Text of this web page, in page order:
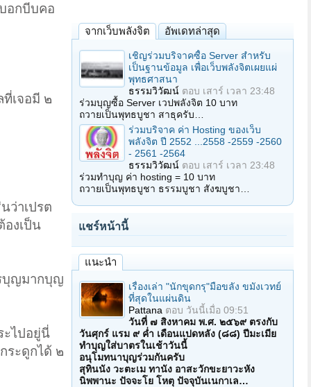
อกบีบคอ
เจอมี ๒
ว่าเปรต
องเป็น
บุญมากบุญ
ะไปอยู่นี่
ระดูกได้ ๒
จากเว็บพลังจิต อัพเดทล่าสุด
เชิญร่วมบริจาคซื้อ Server สำหรับ
เป็นฐานข้อมูล เพื่อเว็บพลังจิตเผยแผ่
พุทธศาสนา
ธรรมวิวัฒน์ ตอบ เสาร์ เวลา 23:48
ร่วมบุญซื้อ Server เวปพลังจิต 10 บาท
ถวายเป็นพุทธบูชา สาธุครับ…
ร่วมบริจาค ค่า Hosting ของเว็บ
พลังจิต ปี 2552 ...2558 -2559 -2560
- 2561 -2564
ธรรมวิวัฒน์ ตอบ เสาร์ เวลา 23:48
ร่วมทำบุญ ค่า hosting = 10 บาท
ถวายเป็นพุทธบูชา ธรรมบูชา สังฆบูชา…
แชร์หน้านี้
แนะนำ
เรื่องเล่า "นักขุดกรุ"มือขลัง ขมังเวทย์
ที่สุดในแผ่นดิน
Pattana ตอบ วันนี้เมื่อ 09:51
วันที่ ๗ สิงหาคม พ.ศ. ๒๕๖๙ ตรงกับ
วันศุกร์ แรม ๙ ค่ำ เดือนแปดหลัง (๘๘) ปีมะเมีย
ทำบุญใส่บาตรในเช้าวันนี้
อนุโมทนาบุญร่วมกันครับ
สุทินนัง วะตะเม ทานัง อาสะวักขะยาวะหัง
นิพพานะ ปัจจะโย โหตุ ปัจจุบันเนกาเล…